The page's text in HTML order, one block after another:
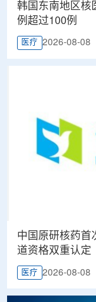
韩国东南地区核
例超过100例
医疗 2026-08-08
中国原研核药首
道资格双重认定
医疗 2026-08-08